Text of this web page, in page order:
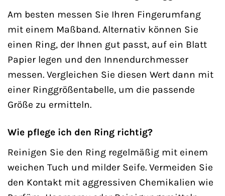
Am besten messen Sie Ihren Fingerumfang
mit einem Maßband. Alternativ können Sie
einen Ring, der Ihnen gut passt, auf ein Blatt
Papier legen und den Innendurchmesser
messen. Vergleichen Sie diesen Wert dann mit
einer Ringgrößentabelle, um die passende
Größe zu ermitteln.
Wie pflege ich den Ring richtig?
Reinigen Sie den Ring regelmäßig mit einem
weichen Tuch und milder Seife. Vermeiden Sie
den Kontakt mit aggressiven Chemikalien wie